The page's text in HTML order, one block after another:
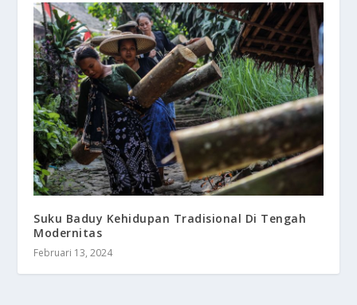
Suku Baduy Kehidupan Tradisional Di Tengah
Modernitas
Februari 13, 2024